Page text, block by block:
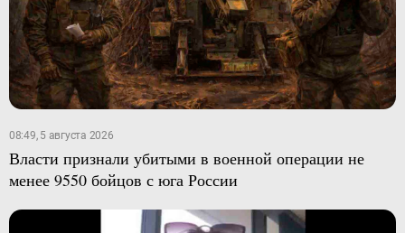
08:49, 5 августа 2026
Власти признали убитыми в военной операции не
менее 9550 бойцов с юга России